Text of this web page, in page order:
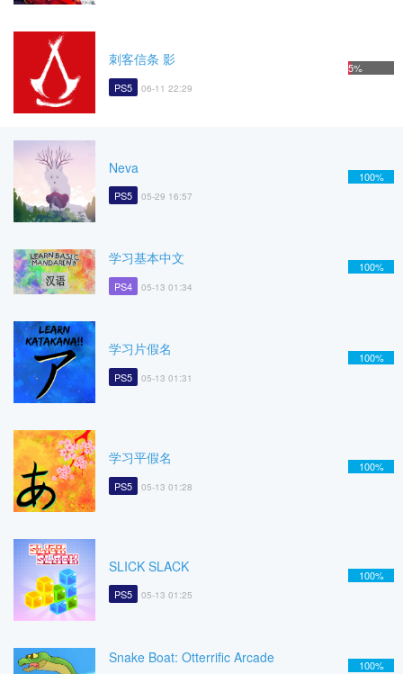
刺客信条 影
PS5 06-11 22:29
5%
Neva
PS5 05-29 16:57
100%
学习基本中文
PS4 05-13 01:34
100%
学习片假名
PS5 05-13 01:31
100%
学习平假名
PS5 05-13 01:28
100%
SLICK SLACK
PS5 05-13 01:25
100%
Snake Boat: Otterrific Arcade 100%